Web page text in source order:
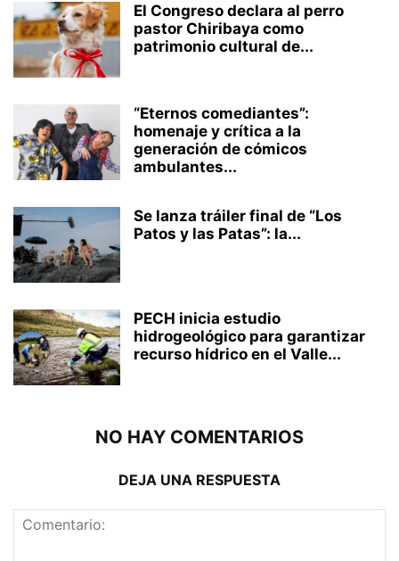
El Congreso declara al perro
pastor Chiribaya como
patrimonio cultural de...
“Eternos comediantes”:
homenaje y crítica a la
generación de cómicos
ambulantes...
Se lanza tráiler final de “Los
Patos y las Patas”: la...
PECH inicia estudio
hidrogeológico para garantizar
recurso hídrico en el Valle...
NO HAY COMENTARIOS
DEJA UNA RESPUESTA